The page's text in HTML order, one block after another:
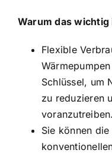
Warum das wichtig
Flexible
Schlüssel, um
zu reduzieren
voranzutreiben.
Sie können